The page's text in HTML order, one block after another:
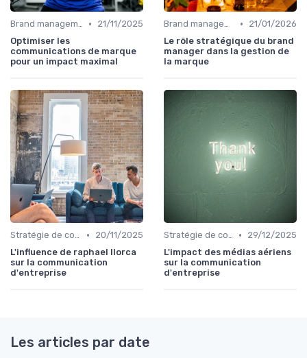
Brand management & branding •
21/11/2025
Optimiser les
communications de marque
pour un impact maximal
Brand management & branding •
21/01/2026
Le rôle stratégique du brand
manager dans la gestion de
la marque
Stratégie de communication d’entreprise •
20/11/2025
L'influence de raphael llorca
sur la communication
d'entreprise
Stratégie de communication d’entreprise •
29/12/2025
L'impact des médias aériens
sur la communication
d'entreprise
Les articles par date